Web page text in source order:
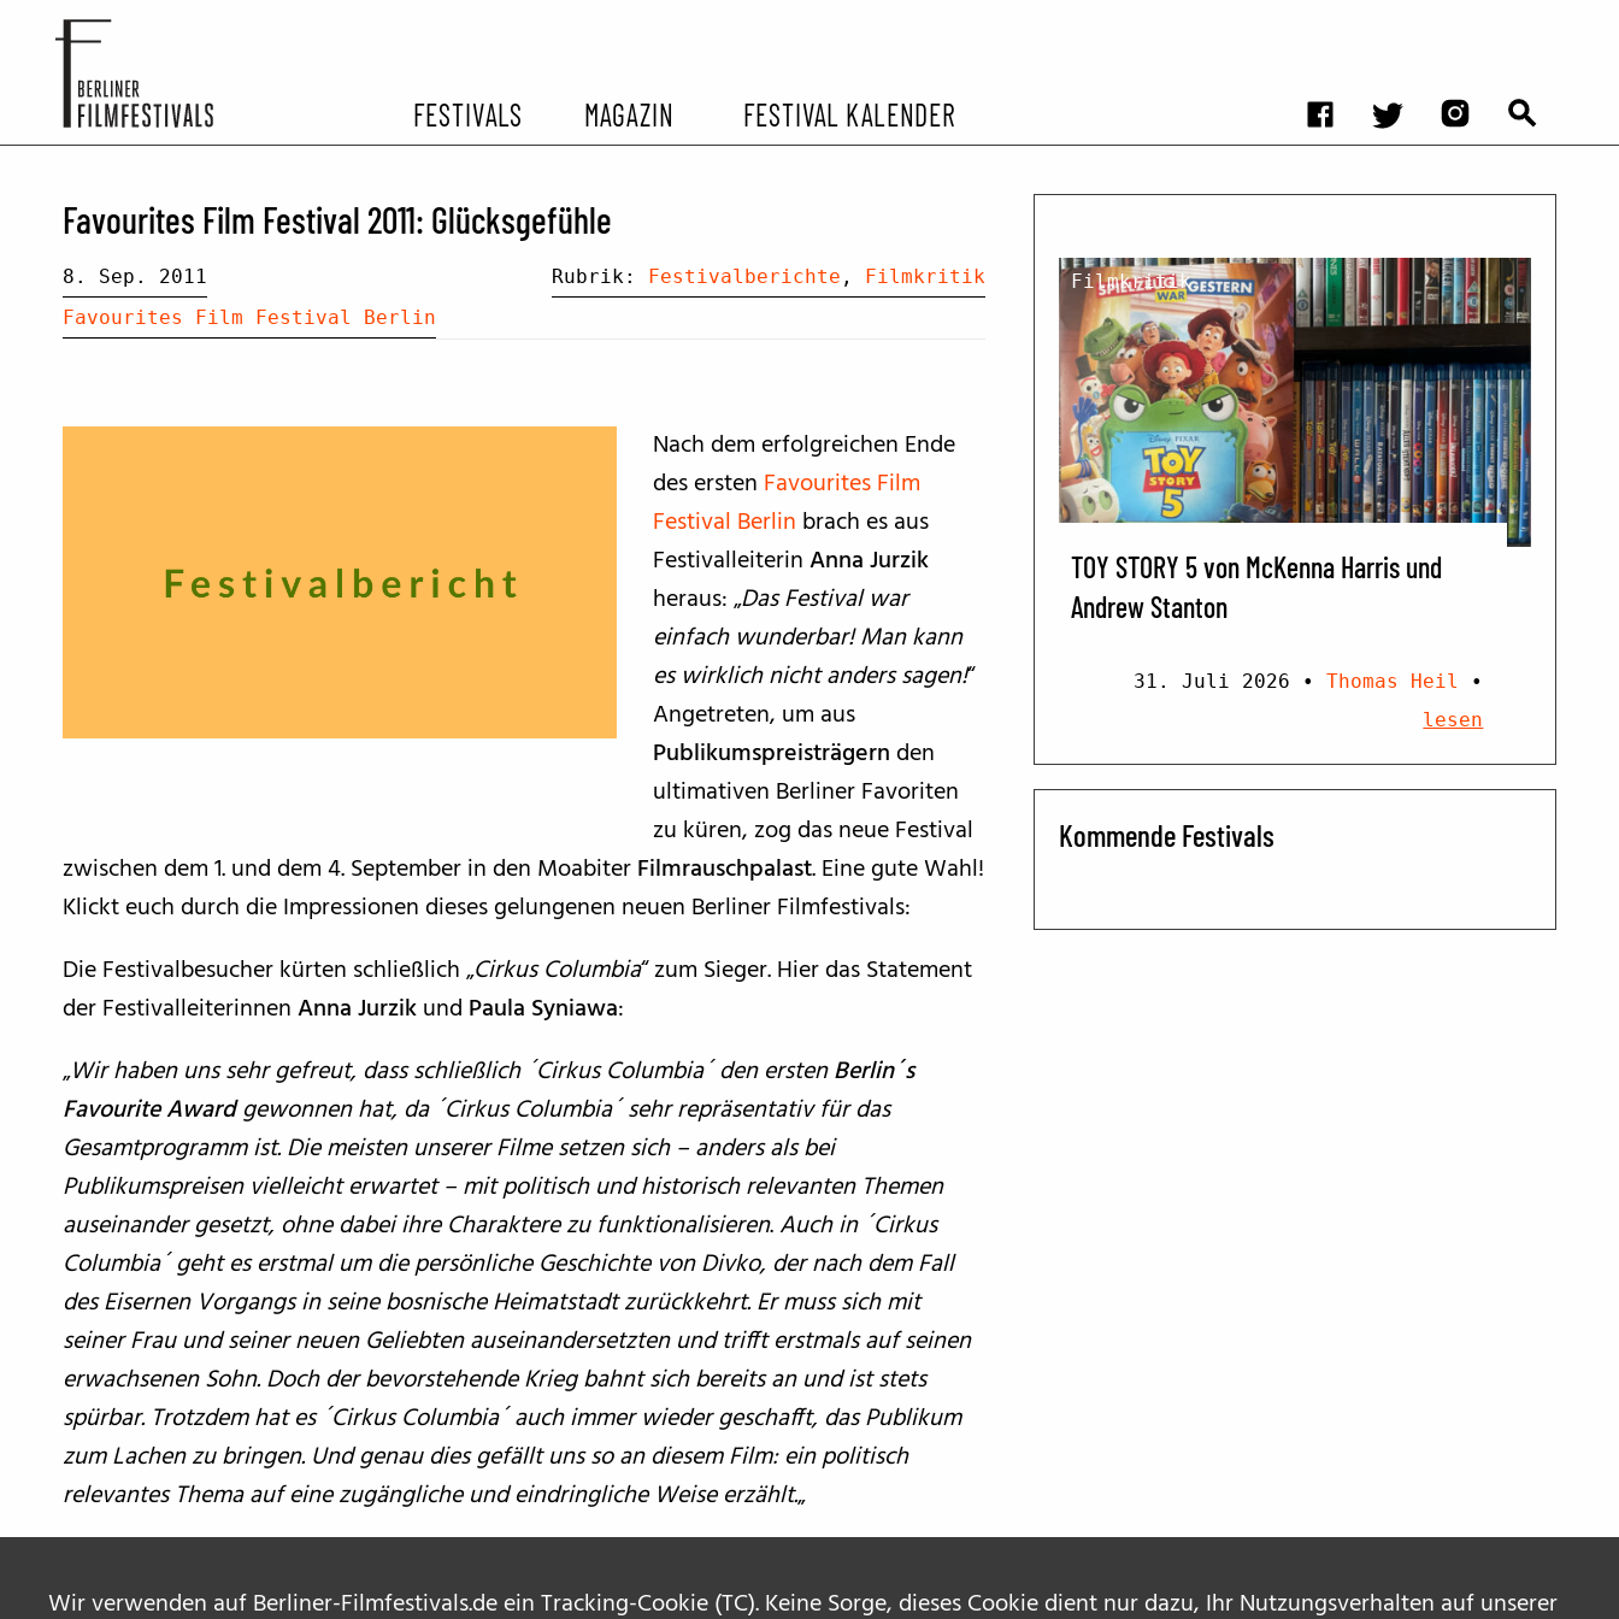
Wir verwenden auf Berliner-Filmfestivals.de ein Tracking-Cookie (TC). Keine Sorge, dieses Cookie dient nur dazu, Ihr Nutzungsverhalten auf unserer
FESTIVALS
ARCHIV EHEMALIGER FILMFESTIVALS
MAGAZIN
FESTIVALBERICHTE
FILMKRITIKEN
FILM- UND SERIEN-TIPPS
BFF ON THE ROAD
FESTIVAL KALENDER
Favourites Film Festival 2011: Glücksgefühle
8. Sep. 2011 Rubrik: Festivalberichte , Filmkritik
Favourites Film Festival Berlin
Nach dem erfolgreichen Ende
des ersten Favourites Film
Festival Berlin brach es aus
FestivalleiterinAnna Jurzik
heraus: „Das Festival war
einfach wunderbar! Man kann
es wirklich nicht anders sagen!“
Angetreten, um aus
Publikumspreisträgernden
ultimativen Berliner Favoriten
zu küren, zog das neue Festival
zwischen dem 1. und dem 4. September in den MoabiterFilmrauschpalast. Eine gute Wahl!
Klickt euch durch die Impressionen dieses gelungenen neuen Berliner Filmfestivals:
Die Festivalbesucher kürten schließlich „Cirkus Columbia“ zum Sieger. Hier das Statement
der FestivalleiterinnenAnna Jurzikund Paula Syniawa:
„Wir haben uns sehr gefreut, dass schließlich ´Cirkus Columbia´ den erstenBerlin´s
Favourite Awardgewonnen hat, da ´Cirkus Columbia´ sehr repräsentativ für das
Gesamtprogramm ist. Die meisten unserer Filme setzen sich – anders als bei
Publikumspreisen vielleicht erwartet – mit politisch und historisch relevanten Themen
auseinander gesetzt, ohne dabei ihre Charaktere zu funktionalisieren.Auch in ´Cirkus
Columbia´ geht es erstmal um die persönliche Geschichte von Divko, der nach dem Fall
des Eisernen Vorgangs in seine bosnische Heimatstadt zurückkehrt. Er muss sich mit
seiner Frau und seiner neuen Geliebten auseinandersetzten und trifft erstmals auf seinen
erwachsenen Sohn. Doch der bevorstehende Krieg bahnt sich bereits an und ist stets
spürbar. Trotzdem hat es ´Cirkus Columbia´ auch immer wieder geschafft, das Publikum
zum Lachen zu bringen. Und genau dies gefällt uns so an diesem Film: ein politisch
relevantes Thema auf eine zugängliche und eindringliche Weise erzählt.„
Filmkritik
TOY STORY 5 von McKenna Harris und
Andrew Stanton
31. Juli 2026 • Thomas Heil
•
lesen
Kommende Festivals